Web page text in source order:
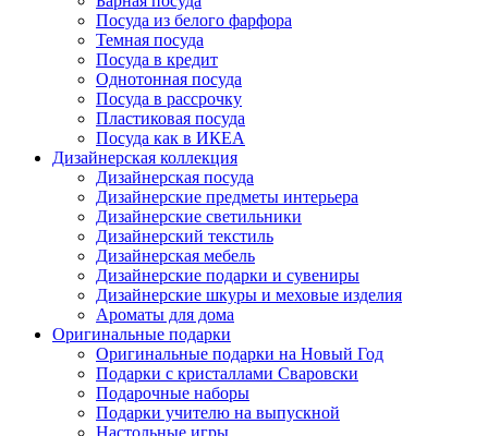
Посуда из белого фарфора
Темная посуда
Посуда в кредит
Однотонная посуда
Посуда в рассрочку
Пластиковая посуда
Посуда как в ИКЕА
Дизайнерская коллекция
Дизайнерская посуда
Дизайнерские предметы интерьера
Дизайнерские светильники
Дизайнерский текстиль
Дизайнерская мебель
Дизайнерские подарки и сувениры
Дизайнерские шкуры и меховые изделия
Ароматы для дома
Оригинальные подарки
Оригинальные подарки на Новый Год
Подарки с кристаллами Сваровски
Подарочные наборы
Подарки учителю на выпускной
Настольные игры